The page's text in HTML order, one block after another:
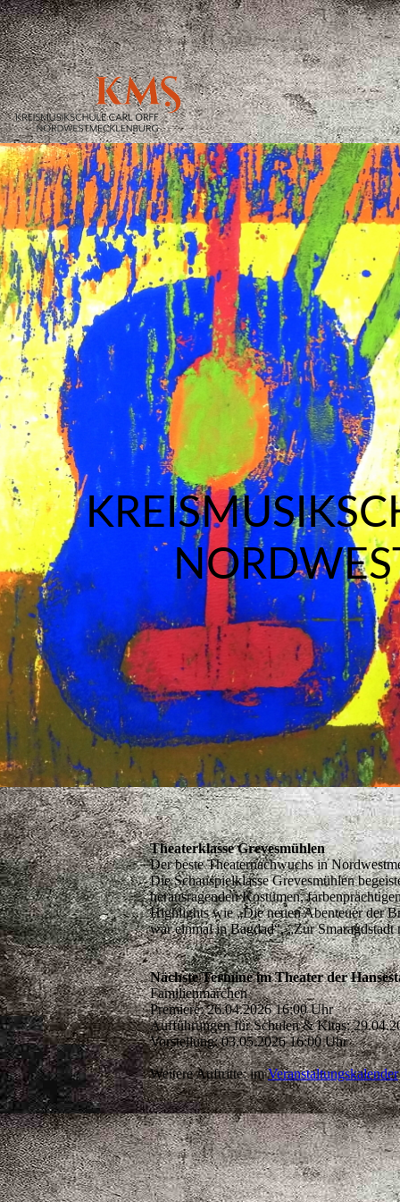
Theaterklasse Grevesmühlen
Der beste Theaternachwuchs in
Die Schauspielklasse Grevesmühlen
herausragenden Kostümen,
Highlights wie „Die neuen Abenteuer der
war einmal in Bagdad“, „Zur
Nächste Termine im Theater der
Familienmärchen
Premiere: 26.04.2026 16:00 Uhr
Aufführungen für Schulen & Kitas:
Vorstellung: 03.05.2026 16:00 Uhr
Weitere Auftritte: imVeranstaltungskalender